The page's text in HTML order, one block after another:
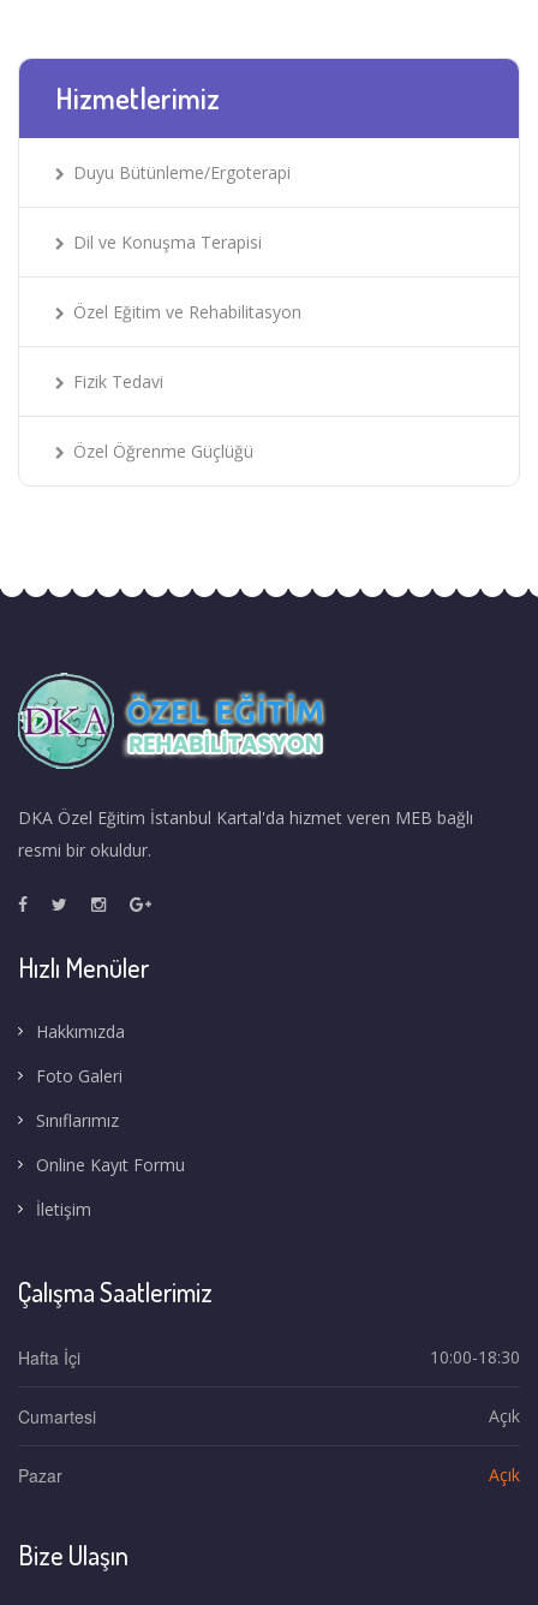
Hizmetlerimiz
Duyu Bütünleme/Ergoterapi
Dil ve Konuşma Terapisi
Özel Eğitim ve Rehabilitasyon
Fizik Tedavi
Özel Öğrenme Güçlüğü
DKA Özel Eğitim İstanbul Kartal'da hizmet veren MEB bağlı
resmi bir okuldur.
Hızlı Menüler
Hakkımızda
Foto Galeri
Sınıflarımız
Online Kayıt Formu
İletişim
Çalışma Saatlerimiz
Hafta İçi 10:00-18:30
Cumartesi Açık
Pazar Açık
Bize Ulaşın